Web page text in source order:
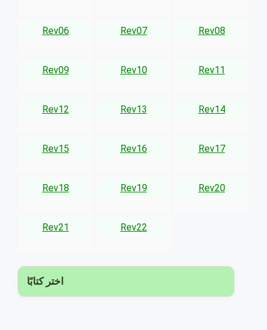
Rev06 Rev07 Rev08
Rev09 Rev10 Rev11
Rev12 Rev13 Rev14
Rev15 Rev16 Rev17
Rev18 Rev19 Rev20
Rev21 Rev22
اختر كتابًا